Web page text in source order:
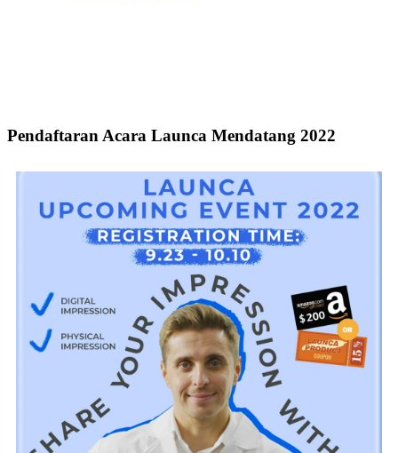
Pendaftaran Acara Launca Mendatang 2022